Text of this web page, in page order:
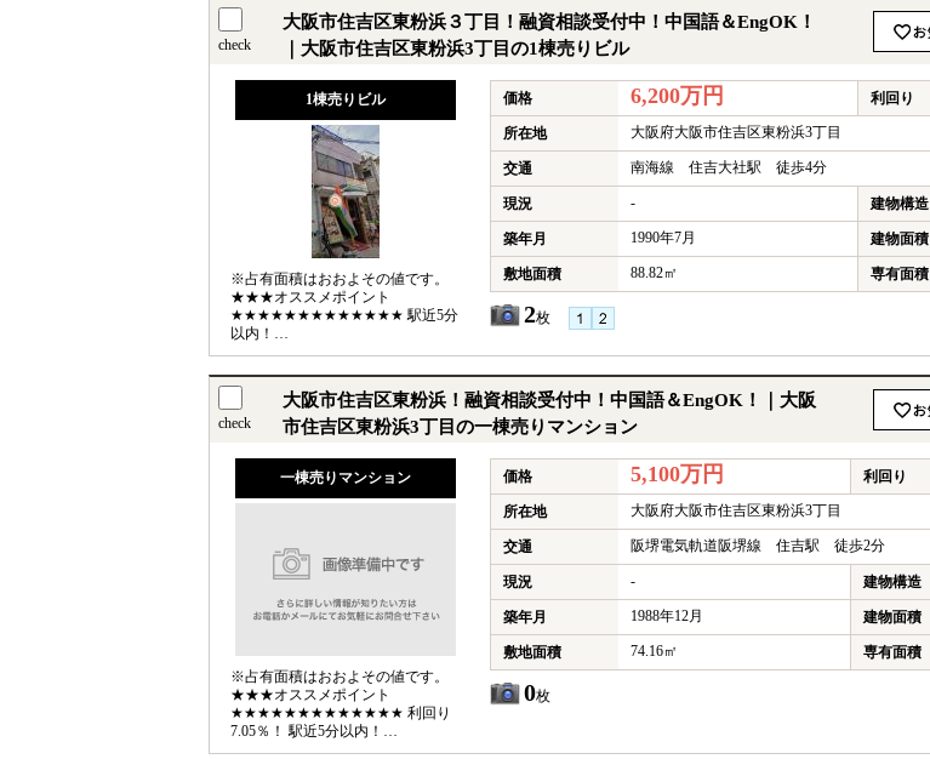
想定年収360万円 【交通】 ●阪堺電
気軌道阪堺線 住吉駅 徒歩2分 ●
南海電鉄本線 住吉大社駅 徒歩3
分 English available
check
大阪市住吉区東粉浜３丁目！融資相談受付中！中国語＆EngOK！
｜大阪市住吉区東粉浜3丁目の1棟売りビル
1棟売りビル
※占有面積はおおよその値です。
★★★オススメポイント
★★★★★★★★★★★★★ 駅近5分
以内！
★★★★★★★★★★★★★★★★★★★★★★★★
駅 徒歩4分 English available
価格 6,200万円 利回り
所在地 大阪府大阪市住吉区東粉浜3丁目
交通 南海線 住吉大社駅 徒歩4分
現況 - 建物構造
築年月 1990年7月 建物面積
敷地面積 88.82㎡ 専有面積
2枚
check
大阪市住吉区東粉浜！融資相談受付中！中国語＆EngOK！｜大阪
市住吉区東粉浜3丁目の一棟売りマンション
一棟売りマンション
※占有面積はおおよその値です。
★★★オススメポイント
★★★★★★★★★★★★★ 利回り
7.05％！ 駅近5分以内！
★★★★★★★★★★★★★★★★★★★★★★★★
価格 5,100万円 利回り
所在地 大阪府大阪市住吉区東粉浜3丁目
交通 阪堺電気軌道阪堺線 住吉駅 徒歩2分
現況 - 建物構造
築年月 1988年12月 建物面積
敷地面積 74.16㎡ 専有面積
0枚